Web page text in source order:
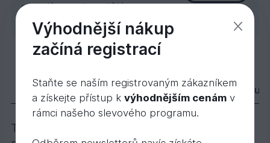
poradíme nebo uděláme
zakázkovou kalkulaci.
Teak Barmský 1-pás UNICA 13,5x136x1820
4 029, 30Kč
Popis Varianty Příslušenství
Třídění: Unica
Výhodnější nákup
začíná registrací
Staňte se naším registrovaným zákazníkem
a získejte přístup k výhodnějším cenámv
rámci našeho slevového programu.